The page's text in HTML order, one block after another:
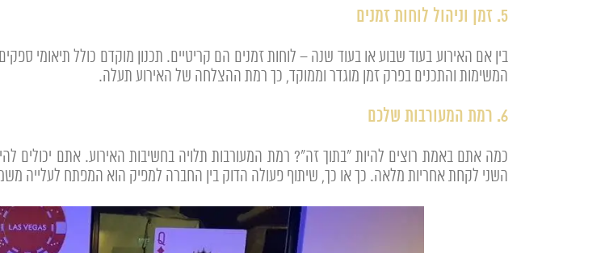
5. זמן וניהול לוחות זמנים
בין אם האירוע בעוד שבוע או בעוד שנה – לוחות זמנים הם קריטיים. תכנון מוקדם כולל תיאומי
המשימות והתכנים בפרק זמן מוגדר וממוקד, כך רמת ההצלחה של האירוע תעלה.
6. רמת המעורבות שלכם
כמה אתם באמת רוצים להיות "בתוך זה"? רמת המעורבות תלויה בחשיבות האירוע. אתם יכולים
השני לקחת אחריות מלאה. כך או כך, שיתוף פעולה הדוק בין החברה למפיק הוא המפתח לעלייה